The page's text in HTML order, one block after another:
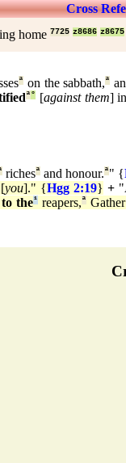
Cross
home 7725 z8686 z8675
ª on the sabbath,ª
ª° [against them]
richesªand honour.ª" {
[you]." {Hgg 2:19} +
to the¹ reapers,ª